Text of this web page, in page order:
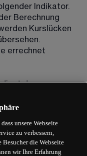
Indikator.
Berechnung
Kurslücken
errechnet
dient der
Stopp-
ziemlich
unsere Webseite
zu verbessern,
die Webseite
wir Ihre Erfahrung